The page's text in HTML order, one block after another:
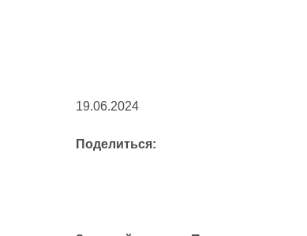
19.06.2024
Поделиться: